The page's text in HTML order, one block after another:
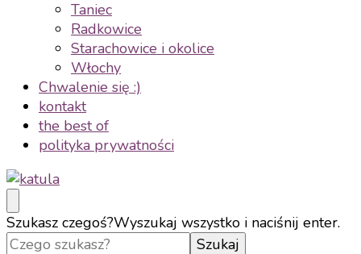
Taniec
Radkowice
Starachowice i okolice
Włochy
Chwalenie się :)
kontakt
the best of
polityka prywatności
katula
twórz wspomnienia, nie zdjęcia
Szukasz czegoś?Wyszukaj wszystko i naciśnij enter.